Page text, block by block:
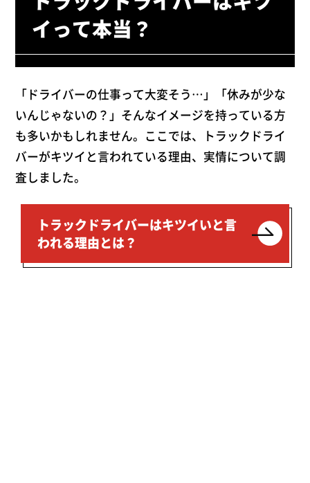
イって本当？
「ドライバーの仕事って大変そう…」「休みが少な
いんじゃないの？」そんなイメージを持っている方
も多いかもしれません。ここでは、トラックドライ
バーがキツイと言われている理由、実情について調
査しました。
トラックドライバーはキツイいと言
われる理由とは？